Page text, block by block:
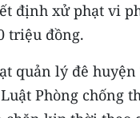
định xử phạt vi
triệu đồng.
quản lý đê
Phòng chống